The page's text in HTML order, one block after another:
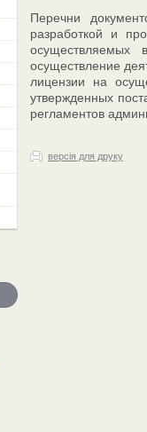
Перечни
разработкой и
осуществляемых
осуществление
лицензии на
утвержденных
регламентов
версія для друку